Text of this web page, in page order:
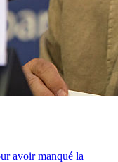
avoir manqué la